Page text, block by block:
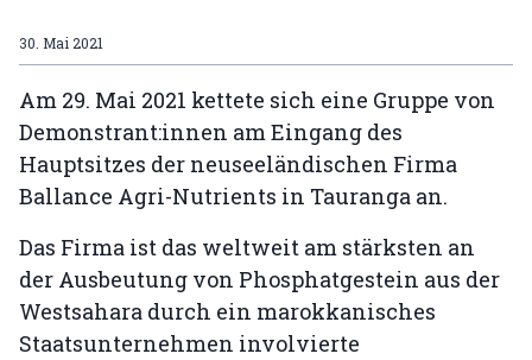
30. Mai 2021
Am 29. Mai 2021 kettete sich eine Gruppe von
Demonstrant:innen am Eingang des
Hauptsitzes der neuseeländischen Firma
Ballance Agri-Nutrients in Tauranga an.
Das Firma ist das weltweit am stärksten an
der Ausbeutung von Phosphatgestein aus der
Westsahara durch ein marokkanisches
Staatsunternehmen involvierte